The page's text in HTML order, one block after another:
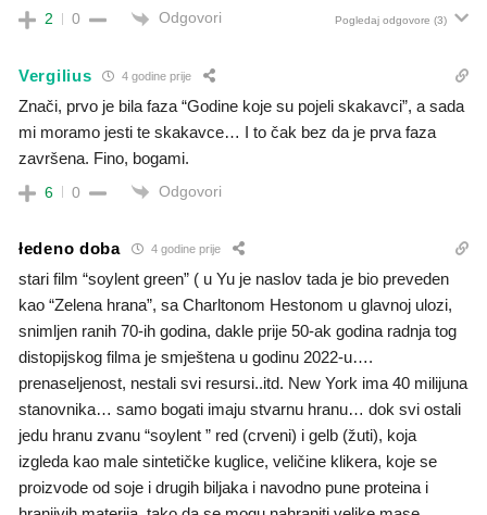
2 0 Odgovori Pogledaj odgovore (3)
Vergilius 4 godine prije
Znači, prvo je bila faza “Godine koje su pojeli skakavci”, a sada
mi moramo jesti te skakavce… I to čak bez da je prva faza
završena. Fino, bogami.
6 0 Odgovori
łedeno doba 4 godine prije
stari film “soylent green” ( u Yu je naslov tada je bio preveden
kao “Zelena hrana”, sa Charltonom Hestonom u glavnoj ulozi,
snimljen ranih 70-ih godina, dakle prije 50-ak godina radnja tog
distopijskog filma je smještena u godinu 2022-u….
prenaseljenost, nestali svi resursi..itd. New York ima 40 milijuna
stanovnika… samo bogati imaju stvarnu hranu… dok svi ostali
jedu hranu zvanu “soylent ” red (crveni) i gelb (žuti), koja
izgleda kao male sintetičke kuglice, veličine klikera, koje se
proizvode od soje i drugih biljaka i navodno pune proteina i